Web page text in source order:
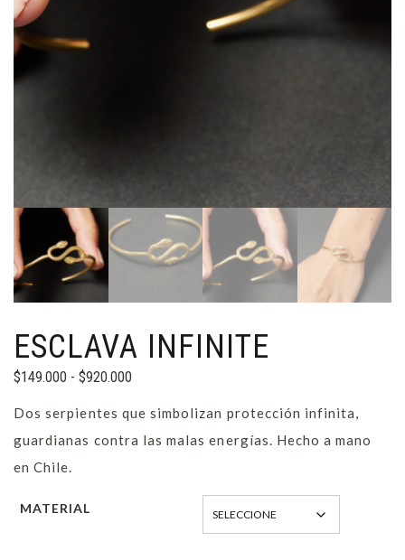
ESCLAVA INFINITE
$149.000 - $920.000
Dos serpientes que simbolizan protección infinita,
guardianas contra las malas energías. Hecho a mano
en Chile.
MATERIAL